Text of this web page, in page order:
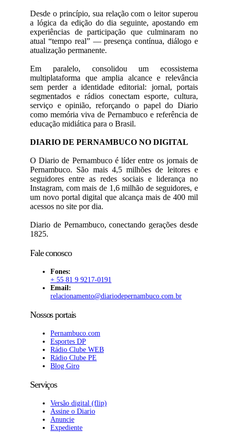
Desde o princípio, sua relação com o leitor superou
a lógica da edição do dia seguinte, apostando em
experiências de participação que culminaram no
atual “tempo real” — presença contínua, diálogo e
atualização permanente.
Em paralelo, consolidou um ecossistema
multiplataforma que amplia alcance e relevância
sem perder a identidade editorial: jornal, portais
segmentados e rádios conectam esporte, cultura,
serviço e opinião, reforçando o papel do Diario
como memória viva de Pernambuco e referência de
educação midiática para o Brasil.
DIARIO DE PERNAMBUCO NO DIGITAL
O Diario de Pernambuco é líder entre os jornais de
Pernambuco. São mais 4,5 milhões de leitores e
seguidores entre as redes sociais e liderança no
Instagram, com mais de 1,6 milhão de seguidores, e
um novo portal digital que alcança mais de 400 mil
acessos no site por dia.
Diario de Pernambuco, conectando gerações desde
1825.
Fale conosco
Fones:
+ 55 81 9 9217-0191
Email:
relacionamento@diariodepernambuco.com.br
Nossos portais
Pernambuco.com
Esportes DP
Rádio Clube WEB
Rádio Clube PE
Blog Giro
Serviços
Versão digital (flip)
Assine o Diario
Anuncie
Expediente